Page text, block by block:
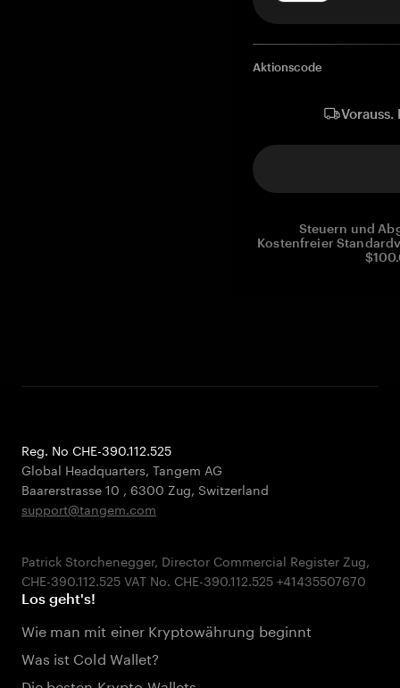
Aktionscode
Steuern und
Kostenfreier
Reg. No CHE-390.112.525
Global Headquarters, Tangem AG
Baarerstrasse 10 , 6300 Zug, Switzerland
support@tangem.com
Patrick Storchenegger, Director Commercial Register Zug,
Los geht's!
Wie man mit einer Kryptowährung beginnt
Was ist Cold Wallet?